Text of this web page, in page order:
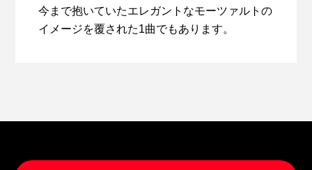
今まで抱いていたエレガントなモーツァルトの
イメージを覆された1曲でもあります。